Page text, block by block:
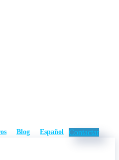
Blog Español Contactar